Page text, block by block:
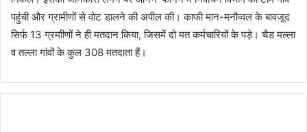
पहुंची और ग्रामीणों से वोट डालने की अपील की। काफी मान-मनौव्वल के बावजूद
सिर्फ 13 ग्रमाीणों ने ही मतदान किया, जिसमें दो मत कर्मचारियों के पड़े। चैड मल्ला
व तल्ला गांवों के कुल 308 मतदाता हैं।